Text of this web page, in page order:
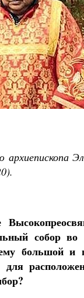
архиепископа
собор
большой и
для